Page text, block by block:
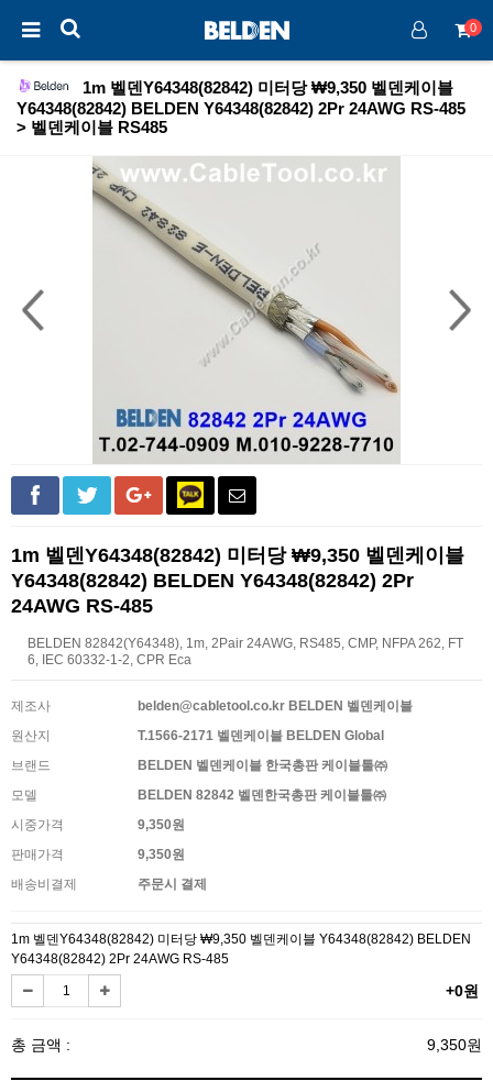
0
1m 벨덴Y64348(82842) 미터당 ₩9,350 벨덴케이블
Y64348(82842) BELDEN Y64348(82842) 2Pr 24AWG RS-485
> 벨덴케이블 RS485
1m 벨덴Y64348(82842) 미터당 ₩9,350 벨덴케이블
Y64348(82842) BELDEN Y64348(82842) 2Pr
24AWG RS-485
BELDEN 82842(Y64348), 1m, 2Pair 24AWG, RS485, CMP, NFPA 262, FT
6, IEC 60332-1-2, CPR Eca
제조사
belden@cabletool.co.kr BELDEN 벨덴케이블
원산지
T.1566-2171 벨덴케이블 BELDEN Global
브랜드
BELDEN 벨덴케이블 한국총판 케이블툴㈜
모델
BELDEN 82842 벨덴한국총판 케이블툴㈜
시중가격
9,350원
판매가격
9,350원
배송비결제
주문시 결제
1m 벨덴Y64348(82842) 미터당 ₩9,350 벨덴케이블 Y64348(82842) BELDEN
Y64348(82842) 2Pr 24AWG RS-485
+0원
총 금액 : 9,350원